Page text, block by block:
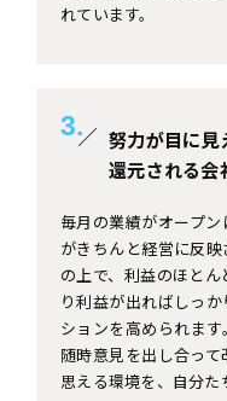
れています。
3.
努力が目に見
還元される会
毎月の業績がオープ
がきちんと経営に反
の上で、利益のほと
り利益が出ればしっ
ションを高められます
随時意見を出し合っ
思える環境を、自分た